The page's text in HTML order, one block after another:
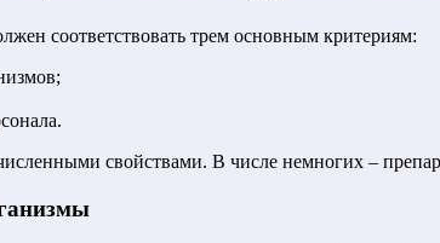
соответствовать трем основным критериям:
свойствами. В числе немногих –